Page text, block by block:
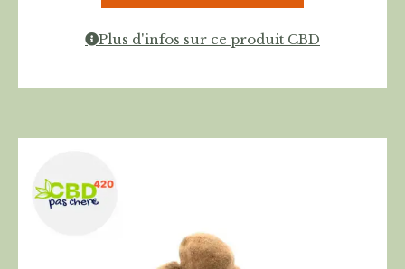
Plus d'infos sur ce produit CBD